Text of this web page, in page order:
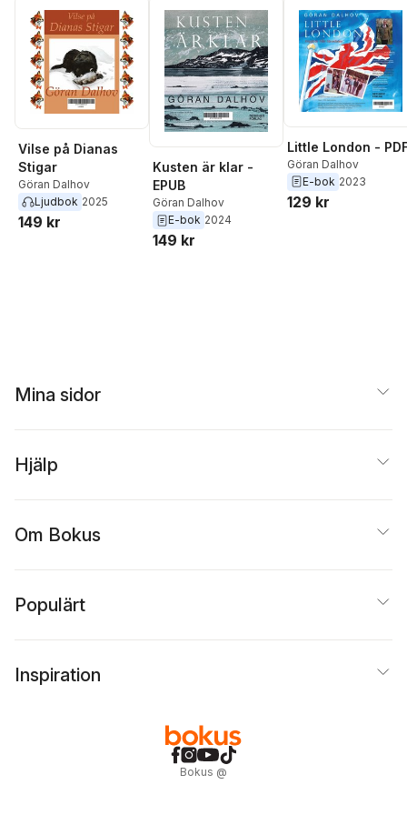
Vilse på Dianas
Stigar
Göran Dalhov
Ljudbok 2025
149 kr
Kusten är klar -
EPUB
Göran Dalhov
E-bok 2024
149 kr
Little London -
Göran Dalhov
E-bok 2023
129 kr
Mina sidor
Hjälp
Om Bokus
Populärt
Inspiration
Bokus @